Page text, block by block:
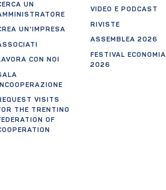
UN
UN'IMPRESA
CON NOI
INCOOPERAZIONE
VISITS
THE TRENTINO
OF
VIDEO E PODCAST
RIVISTE
ASSEMBLEA 2026
FESTIVAL ECONOMIA
2026